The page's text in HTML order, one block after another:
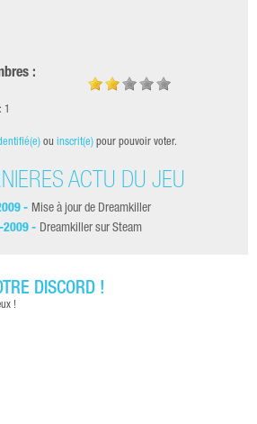
:
1
ou inscrit(e) pour pouvoir voter.
ACTU DU JEU
- Mise à jour de Dreamkiller
2009 - Dreamkiller sur Steam
DISCORD !
!